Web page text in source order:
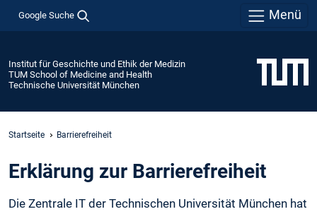
Google Suche Menü
Institut für Geschichte und Ethik der Medizin
TUM School of Medicine and Health
Technische Universität München
Startseite Barrierefreiheit
Erklärung zur Barrierefreiheit
Die Zentrale IT der Technischen Universität München hat